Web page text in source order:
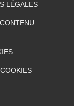
LÉGALES